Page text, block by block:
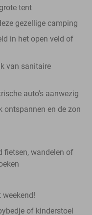
tent
gezellige camping
in het open veld of
van sanitaire
auto's aanwezig
ontspannen en de zon
fietsen, wandelen of
of kinderstoel